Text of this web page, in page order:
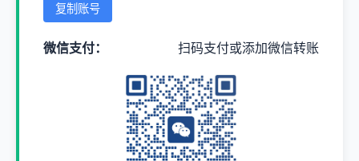
复制账号
微信支付： 扫码支付或添加微信转账